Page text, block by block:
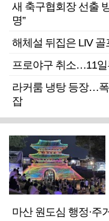
새 축구협회장 선출
명”
해체설 뒤집은 LIV 골
프로야구 취소…11일
라커룸 냉탕 등장…
잡
마산 원도심 행정·주